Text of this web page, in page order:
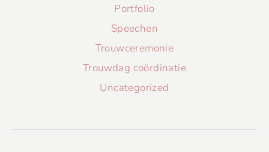
Portfolio
Speechen
Trouwceremonie
Trouwdag coördinatie
Uncategorized